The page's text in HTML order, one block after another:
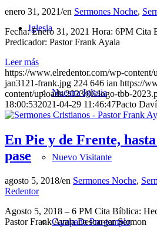
Iglesia
Nuestra Iglesia
Nuevo Visitante
Campaña Pro-templo
enero 31, 2021/en Sermones Noche,
Fecha: Enero 31, 2021 Hora: 6PM Cita
Predicador: Pastor Frank Ayala
Leer más
https://www.elredentor.com/wp-content/
jan3121-frank.jpg 224 646 ian https://
content/uploads/2023/06/logo-tbb-
18:00:532021-04-29 11:46:47Pacto
En Pie y de Frente,
pase
agosto 5, 2018/en Sermones Noche,
Redentor
Agosto 5, 2018 – 6 PM Cita Bíblica:
Pastor Frank Ayala Descargar Sermon